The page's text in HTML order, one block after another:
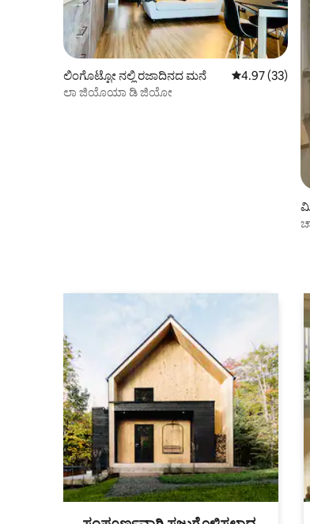
ಲಿಂಗೊಟ್ಟೋ ನಲ್ಲಿ ರಜಾದಿನದ ಮನೆ 5 ರಲ್ಲಿ 4.97
4.97 (33)
ಲಾ ಜಿಯೊಯಾ ಡಿ ಜಿಯೋ